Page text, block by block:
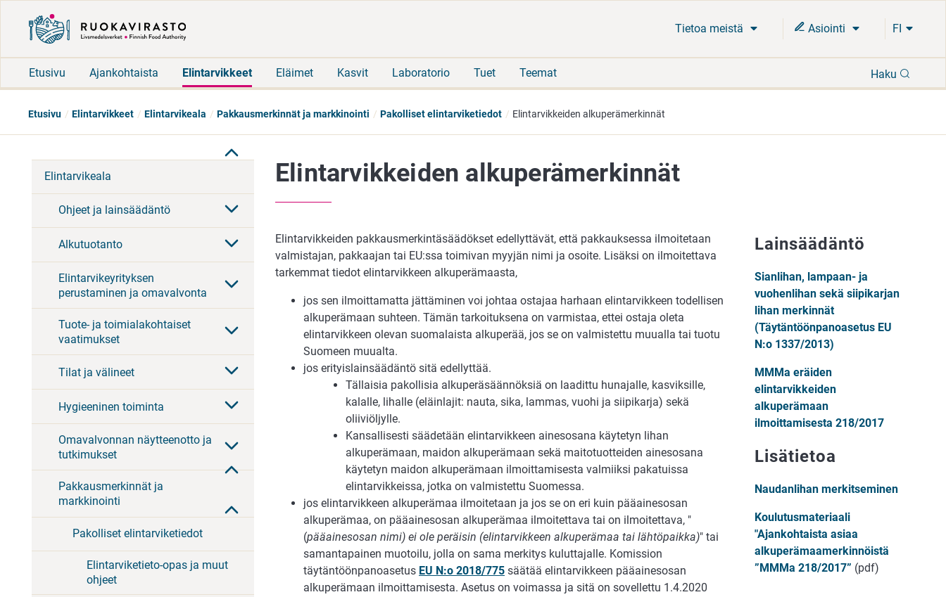
Tietoa meistä Asiointi FI
Etusivu Ajankohtaista Elintarvikkeet Eläimet Kasvit Laboratorio Tuet Teemat Haku
Etusivu Elintarvikkeet Elintarvikeala Pakkausmerkinnät ja markkinointi Pakolliset elintarviketiedot Elintarvikkeiden alkuperämerkinnät
Elintarvikeala
Ohjeet ja lainsäädäntö
Alkutuotanto
Elintarvikeyrityksen
perustaminen ja omavalvonta
Tuote- ja toimialakohtaiset
vaatimukset
Tilat ja välineet
Hygieeninen toiminta
Omavalvonnan näytteenotto ja
tutkimukset
Pakkausmerkinnät ja
markkinointi
Pakolliset elintarviketiedot
Elintarviketieto-opas ja muut
ohjeet
Elintarvikkeiden alkuperämerkinnät
Elintarvikkeiden pakkausmerkintäsäädökset edellyttävät, että pakkauksessa ilmoitetaan
valmistajan, pakkaajan tai EU:ssa toimivan myyjän nimi ja osoite. Lisäksi on ilmoitettava
tarkemmat tiedot elintarvikkeen alkuperämaasta,
jos sen ilmoittamatta jättäminen voi johtaa ostajaa harhaan elintarvikkeen todellisen
alkuperämaan suhteen. Tämän tarkoituksena on varmistaa, ettei ostaja oleta
elintarvikkeen olevan suomalaista alkuperää, jos se on valmistettu muualla tai tuotu
Suomeen muualta.
jos erityislainsäädäntö sitä edellyttää.
Tällaisia pakollisia alkuperäsäännöksiä on laadittu hunajalle, kasviksille,
kalalle, lihalle (eläinlajit: nauta, sika, lammas, vuohi ja siipikarja) sekä
oliiviöljylle.
Kansallisesti säädetään elintarvikkeen ainesosana käytetyn lihan
alkuperämaan, maidon alkuperämaan sekä maitotuotteiden ainesosana
käytetyn maidon alkuperämaan ilmoittamisesta valmiiksi pakatuissa
elintarvikkeissa, jotka on valmistettu Suomessa.
jos elintarvikkeen alkuperämaa ilmoitetaan ja jos se on eri kuin pääainesosan
alkuperämaa, on pääainesosan alkuperämaa ilmoitettava tai on ilmoitettava, "
(pääainesosan nimi) ei ole peräisin (elintarvikkeen alkuperämaa tai lähtöpaikka)" tai
samantapainen muotoilu, jolla on sama merkitys kuluttajalle. Komission
täytäntöönpanoasetus EU N:o 2018/775 säätää elintarvikkeen pääainesosan
alkuperämaan ilmoittamisesta. Asetus on voimassa ja sitä on sovellettu 1.4.2020
Lainsäädäntö
Sianlihan, lampaan- ja
vuohenlihan sekä siipikarjan
lihan merkinnät
(Täytäntöönpanoasetus EU
N:o 1337/2013)
MMMa eräiden
elintarvikkeiden
alkuperämaan
ilmoittamisesta 218/2017
Lisätietoa
Naudanlihan merkitseminen
Koulutusmateriaali
"Ajankohtaista asiaa
alkuperämaamerkinnöistä
”MMMa 218/2017” (pdf)